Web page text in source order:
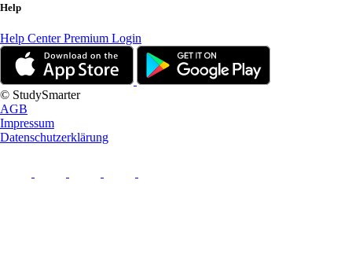
Help
Help CenterPremium Login
© StudySmarter
AGB
Impressum
Datenschutzerklärung